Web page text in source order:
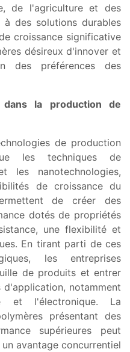
de l'agriculture et des
des solutions durables
croissance significative
désireux d'innover et
des préférences des
dans la production de
de production
les techniques de
les nanotechnologies,
de croissance du
de créer des
dotés de propriétés
une flexibilité et
En tirant parti de ces
les entreprises
de produits et entrer
d'application, notamment
et l'électronique. La
présentant des
supérieures peut
avantage concurrentiel